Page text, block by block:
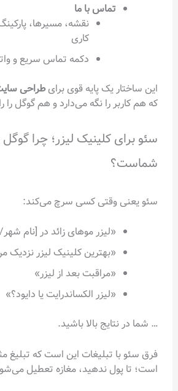
تماس با ما
نقشه، مسیرها،
کاری
دکمه تماس سریع و
این ساختار یک پایه قوی برایطراحی
که هم کاربر را نگه می‌دارد و هم گوگل
سئو برای کلینیک لیزر؛ چرا گوگل
شماست؟
سئو یعنی وقتی کسی سرچ می‌کند:
«لیزر موهای زائد در [نام
«بهترین کلینیک لیزر نزدیک
«مراقبت بعد از لیزر»
«لیزر الکساندرایت یا دایود؟»
… شما در نتایج بالا باشید.
فرق سئو با تبلیغات این است که تبلیغ
است؛ تا پول ندهید، مغازه تعطیل